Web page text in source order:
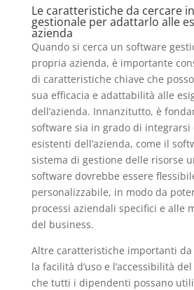
Le caratteristiche da cercare
gestionale per adattarlo alle
azienda
Quando si cerca un software
propria azienda, è importante
di caratteristiche chiave che
sua efficacia e adattabilità alle
dell’azienda. Innanzitutto, è
software sia in grado di integrarsi
esistenti dell’azienda, come il
sistema di gestione delle risorse
software dovrebbe essere
personalizzabile, in modo da
processi aziendali specifici e alle
del business.
Altre caratteristiche importanti
la facilità d’uso e l’accessibilità
che tutti i dipendenti possano